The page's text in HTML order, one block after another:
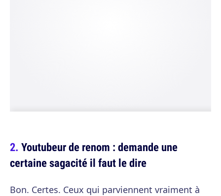
Youtubeur de renom : demande une
certaine sagacité il faut le dire
Bon. Certes. Ceux qui parviennent vraiment à